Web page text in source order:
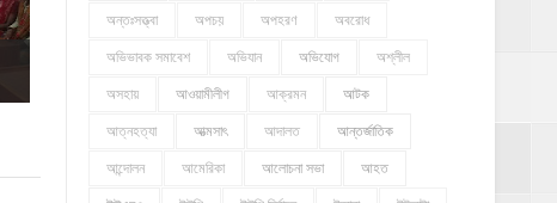
অন্তঃসত্ত্বা অপচয় অপহরণ অবরোধ
অভিভাবক সমাবেশ অভিযান অভিযোগ অশ্লীল
অসহায় আওয়ামীলীগ আক্রমন আটক
আত্নহত্যা আত্মসাৎ আদালত আন্তর্জাতিক
আন্দোলন আমেরিকা আলোচনা সভা আহত